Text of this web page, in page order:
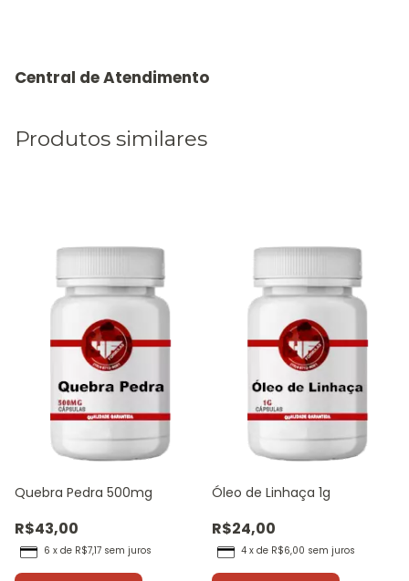
Produtos similares
Quebra Pedra 500mg
R$43,00
6 x de R$7,17 sem juros
Óleo de Linhaça 1g
R$24,00
4 x de R$6,00 sem juros